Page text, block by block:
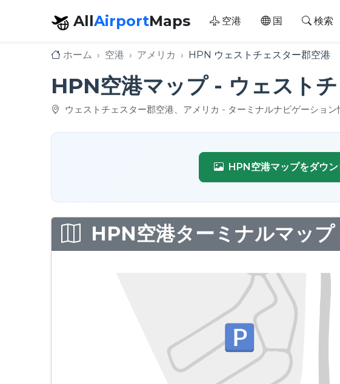
AllAirportMaps 空港 国 検索
ホーム 空港 アメリカ HPN ウェストチェスター郡空港
HPN空港マップ - ウェスト
ウェストチェスター郡空港、アメリカ - ターミナルナビゲーション
HPN空港マップをダウン
HPN空港ターミナルマッ